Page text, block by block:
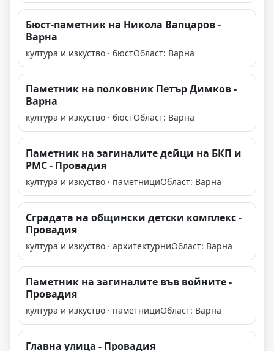
Бюст-паметник на Никола Вапцаров -
Варна
култура и изкуство · бюстОбласт: Варна
Паметник на полковник Петър Димков -
Варна
култура и изкуство · бюстОбласт: Варна
Паметник на загиналите дейци на БКП и
РМС - Провадия
култура и изкуство · паметнициОбласт: Варна
Сградата на общински детски комплекс -
Провадия
култура и изкуство · архитектурниОбласт: Варна
Паметник на загиналите във войните -
Провадия
култура и изкуство · паметнициОбласт: Варна
Главна улица - Провадия